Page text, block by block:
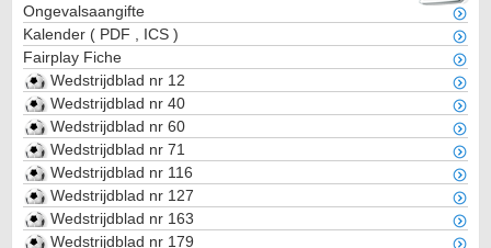
Ongevalsaangifte
Kalender ( PDF ICS )
Fairplay Fiche
Wedstrijdblad nr 12
Wedstrijdblad nr 40
Wedstrijdblad nr 60
Wedstrijdblad nr 71
Wedstrijdblad nr 116
Wedstrijdblad nr 127
Wedstrijdblad nr 163
Wedstrijdblad nr 179